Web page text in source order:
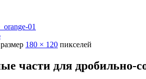
01
180 × 120 пикселей
части для дробильно-